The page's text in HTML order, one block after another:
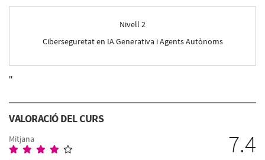
Nivell 2
Ciberseguretat en IA Generativa i Agents Autònoms
''
VALORACIÓ DEL CURS
Mitjana 7.4